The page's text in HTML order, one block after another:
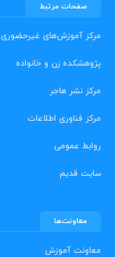
صفحات مرتبط
مرکز آموزش‌های غیرحضوری
پژوهشکده زن و خانواده
مرکز نشر هاجر
مرکز فناوری اطلاعات
روابط عمومی
سایت قدیم
معاونت‌ها
معاونت آموزش